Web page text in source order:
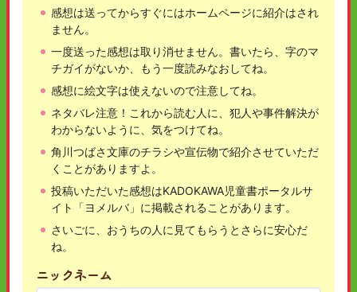
感想は送ってからすぐにはホームページに紹介はされ
ません。
一度送った感想は取り消せません。書いたら、字のマ
チガイがないか、もう一度読みなおしてね。
感想に絵文字は使えないので注意してね。
ネタバレ注意！これから読む人に、犯人や事件解決が
わからないように、気をつけてね。
角川つばさ文庫のチラシや宣伝物で紹介させていただ
くことがありますよ。
投稿いただいた感想はKADOKAWA児童書ポータルサ
イト「ヨメルバ」に掲載されることがあります。
さいごに、おうちの人に見てもらうとさらに安心だ
ね。
ニックネーム